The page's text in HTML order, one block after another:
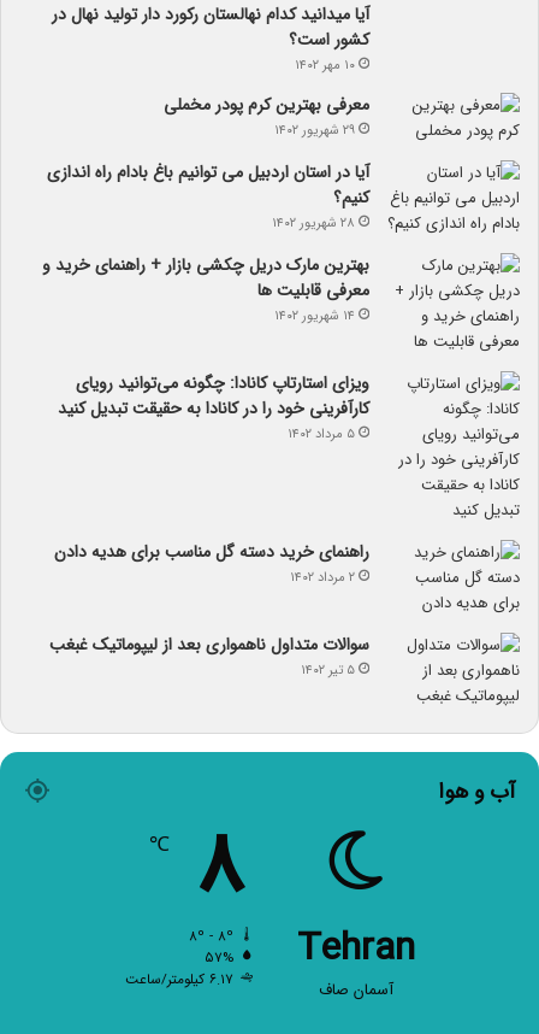
آیا می­دانید کدام نهالستان رکورد دار تولید نهال­ در
کشور است؟
۱۰ مهر ۱۴۰۲
معرفی بهترین کرم پودر مخملی
۲۹ شهریور ۱۴۰۲
آیا در استان اردبیل می توانیم باغ بادام راه اندازی
کنیم؟
۲۸ شهریور ۱۴۰۲
بهترین مارک دریل چکشی بازار + راهنمای خرید و
معرفی قابلیت ها
۱۴ شهریور ۱۴۰۲
ویزای استارتاپ کانادا: چگونه می‌توانید رویای
کارآفرینی خود را در کانادا به حقیقت تبدیل کنید
۵ مرداد ۱۴۰۲
راهنمای خرید دسته گل مناسب برای هدیه دادن
۲ مرداد ۱۴۰۲
سوالات متداول ناهمواری بعد از لیپوماتیک غبغب
۵ تیر ۱۴۰۲
آب و هوا
Tehran
آسمان صاف
۸ ℃
۵۷%
۶.۱۷ کیلومتر/ساعت